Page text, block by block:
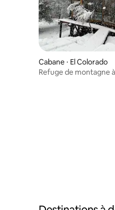
Cabane ⋅ El Colorado
Refuge de montagne